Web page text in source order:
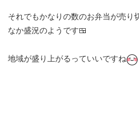
それでもかなりの数のお弁当が売り
なか盛況のようです🍱
地域が盛り上がるっていいですね